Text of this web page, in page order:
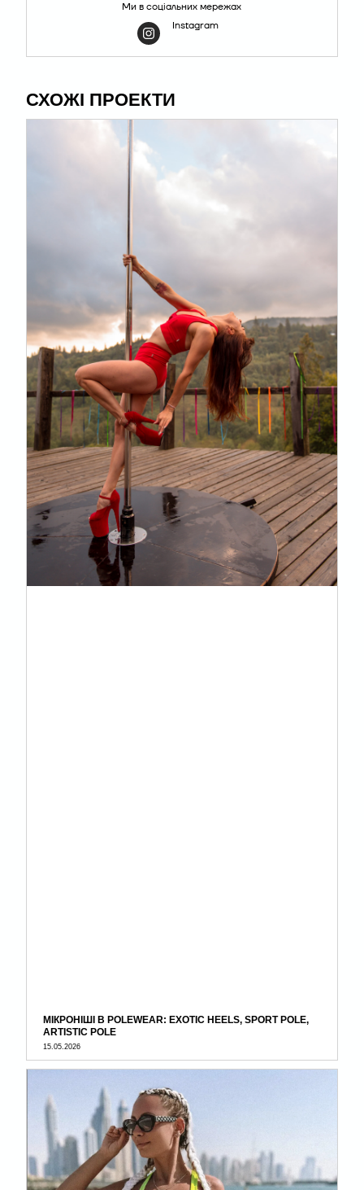
Ми в соціальних мережах
Instagram
СХОЖІ ПРОЕКТИ
МІКРОНІШІ В POLEWEAR: EXOTIC HEELS, SPORT POLE,
ARTISTIC POLE
15.05.2026